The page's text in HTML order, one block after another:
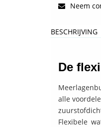
Neem
BESCHRIJVING
De
alle
Flexibele